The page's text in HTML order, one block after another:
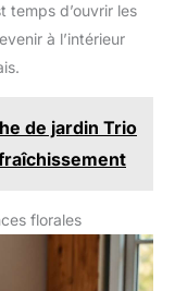
temps d’ouvrir les
à l’intérieur
de jardin Trio
florales